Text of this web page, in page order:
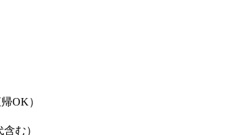
OK）
む）